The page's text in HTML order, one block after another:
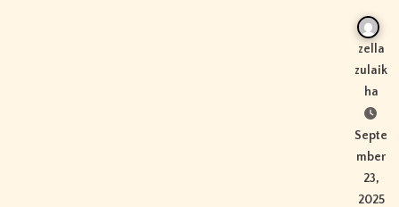
zella
zulaik
ha
Septe
mber
23,
2025